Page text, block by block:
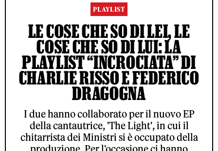
PLAYLIST
LE COSE CHE SO DI LEI, LE
COSE CHE SO DI LUI: LA
PLAYLIST “INCROCIATA” DI
CHARLIE RISSO E FEDERICO
DRAGOGNA
I due hanno collaborato per il nuovo EP
della cantautrice, 'The Light', in cui il
chitarrista dei Ministri si è occupato della